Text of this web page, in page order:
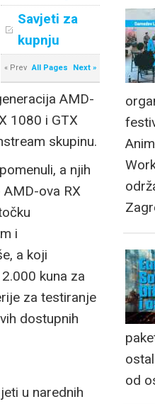
Savjeti za
kupnju
« Prev All Pages Next »
AMD-
1080 i GTX
skupinu.
a njih
ova RX
i
a koji
kuna za
za testiranje
dostupnih
u narednih
od